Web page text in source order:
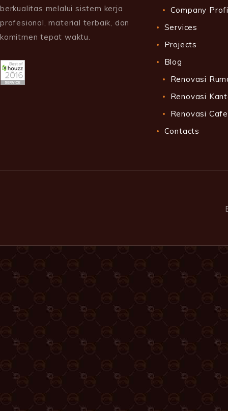
berkualitas melalui sistem kerja
profesional, material terbaik, dan
komitmen tepat waktu.
Company
Services
Projects
Blog
Renovasi
Renovasi
Renovasi Cafe
Contacts